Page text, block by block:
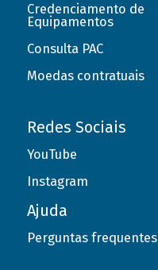
Credenciamento de
Equipamentos
Consulta PAC
Moedas contratuais
Redes Sociais
YouTube
Instagram
Ajuda
Perguntas frequentes